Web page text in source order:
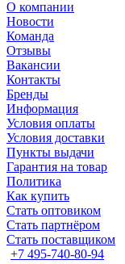
О компании
Новости
Команда
Отзывы
Вакансии
Контакты
Бренды
Информация
Условия оплаты
Условия доставки
Пункты выдачи
Гарантия на товар
Политика
Как купить
Стать оптовиком
Стать партнёром
Стать поставщиком
+7 495-740-80-94